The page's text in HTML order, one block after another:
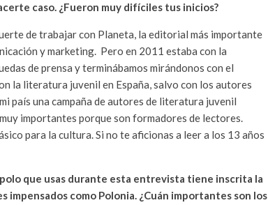
caso. ¿Fueron muy difíciles tus inicios?
de trabajar con Planeta, la editorial más importante
y marketing. Pero en 2011 estaba con la
de prensa y terminábamos mirándonos con el
la literatura juvenil en España, salvo con los autores
país una campaña de autores de literatura juvenil
importantes porque son formadores de lectores.
para la cultura. Si no te aficionas a leer a los 13 años
que usas durante esta entrevista tiene inscrita la
impensados como Polonia. ¿Cuán importantes son los